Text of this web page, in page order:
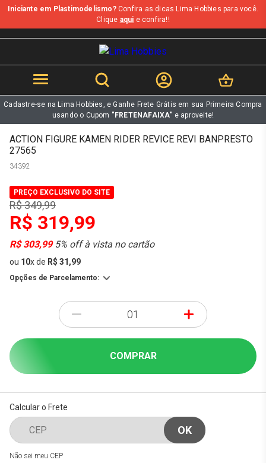
b
Iniciante em Plastimodelismo?Confira as dicas Lima Hobbies para você.
Clique aqui e confira!!
Cadastre-se na Lima Hobbies, e Ganhe Frete Grátis em sua Primeira Compra
usando o Cupom "FRETENAFAIXA" e aproveite!
ACTION FIGURE KAMEN RIDER REVICE REVI BANPRESTO
27565
34392
PREÇO EXCLUSIVO DO SITE
R$ 349,99
R$ 319,99
R$ 303,995% off à vista no cartão
ou 10xde R$ 31,99
Opções de Parcelamento:
- +
COMPRAR
Calcular o Frete
Não sei meu CEP